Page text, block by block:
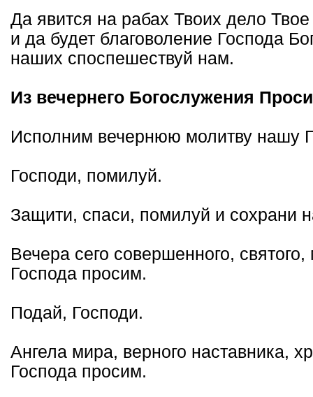
Да явится на рабах Твоих дело
и да будет благоволение Господа
наших споспешествуй нам.
Из вечернего Богослужения
Исполним вечернюю молитву нашу
Господи, помилуй.
Защити, спаси, помилуй и сохрани
Вечера сего совершенного,
Господа просим.
Подай, Господи.
Ангела мира, верного наставника,
Господа просим.